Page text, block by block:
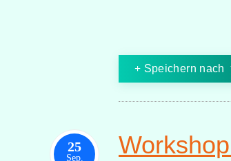
Speichern nach
25
Sep.